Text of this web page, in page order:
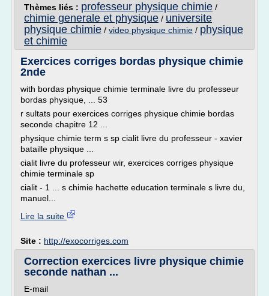
Thèmes liés : professeur physique chimie /
chimie generale et physique / universite
physique chimie / video physique chimie / physique
et chimie
Exercices corriges bordas physique chimie
2nde
with bordas physique chimie terminale livre du professeur
bordas physique, ... 53
r sultats pour exercices corriges physique chimie bordas
seconde chapitre 12 ...
physique chimie term s sp cialit livre du professeur - xavier
bataille physique ...
cialit livre du professeur wir, exercices corriges physique
chimie terminale sp
cialit - 1 ... s chimie hachette education terminale s livre du,
manuel...
Lire la suite
Site : http://exocorriges.com
Correction exercices livre physique chimie
seconde nathan ...
E-mail